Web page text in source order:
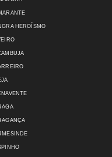
HEROÍSMO